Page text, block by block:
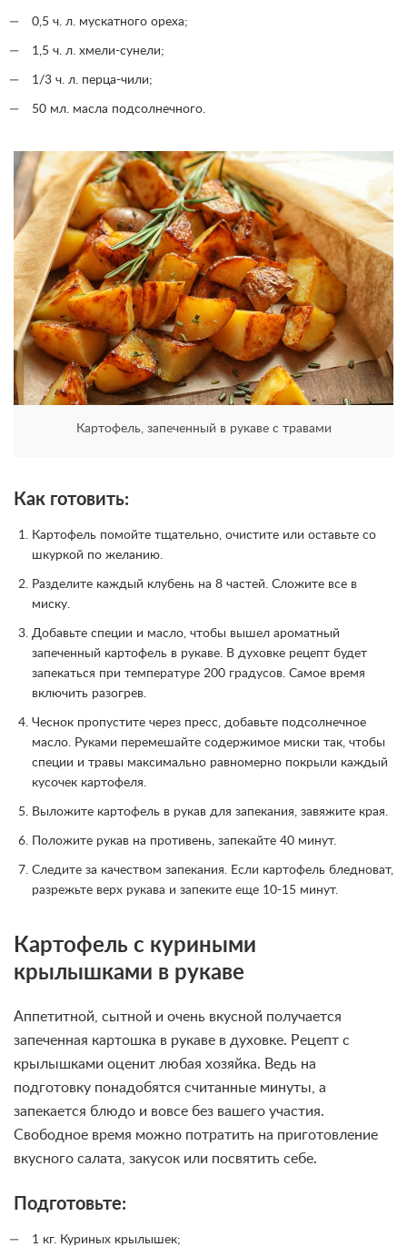
0,5 ч. л. мускатного ореха;
1,5 ч. л. хмели-сунели;
1/3 ч. л. перца-чили;
50 мл. масла подсолнечного.
Картофель, запеченный в рукаве с травами
Как готовить:
Картофель помойте тщательно, очистите или оставьте со
шкуркой по желанию.
Разделите каждый клубень на 8 частей. Сложите все в
миску.
Добавьте специи и масло, чтобы вышел ароматный
запеченный картофель в рукаве. В духовке рецепт будет
запекаться при температуре 200 градусов. Самое время
включить разогрев.
Чеснок пропустите через пресс, добавьте подсолнечное
масло. Руками перемешайте содержимое миски так, чтобы
специи и травы максимально равномерно покрыли каждый
кусочек картофеля.
Выложите картофель в рукав для запекания, завяжите края.
Положите рукав на противень, запекайте 40 минут.
Следите за качеством запекания. Если картофель бледноват,
разрежьте верх рукава и запеките еще 10-15 минут.
Картофель с куриными
крылышками в рукаве
Аппетитной, сытной и очень вкусной получается
запеченная картошка в рукаве в духовке. Рецепт с
крылышками оценит любая хозяйка. Ведь на
подготовку понадобятся считанные минуты, а
запекается блюдо и вовсе без вашего участия.
Свободное время можно потратить на приготовление
вкусного салата, закусок или посвятить себе.
Подготовьте:
1 кг. Куриных крылышек;